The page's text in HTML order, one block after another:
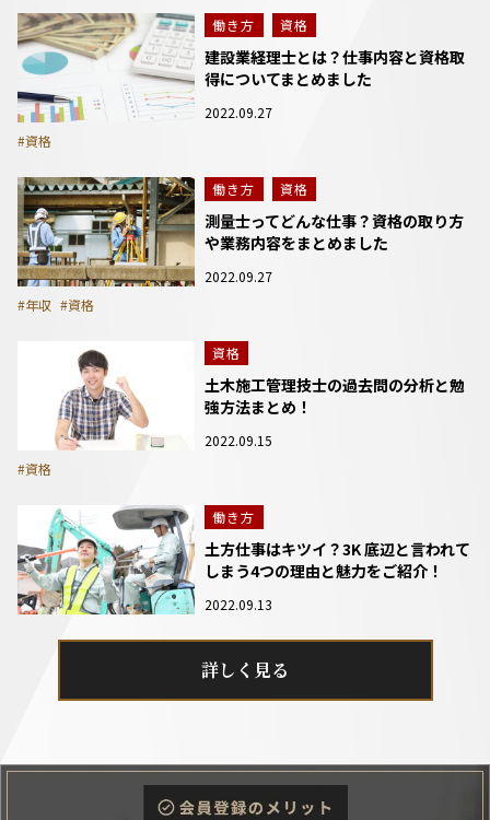
働き方 資格
建設業経理士とは？仕事内容と資格取
得についてまとめました
2022.09.27
#資格
働き方 資格
測量士ってどんな仕事？資格の取り方
や業務内容をまとめました
2022.09.27
#年収 #資格
資格
土木施工管理技士の過去問の分析と勉
強方法まとめ！
2022.09.15
#資格
働き方
土方仕事はキツイ？3K 底辺と言われて
しまう4つの理由と魅力をご紹介！
2022.09.13
詳しく見る